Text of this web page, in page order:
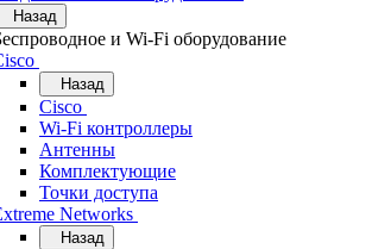
Назад
и Wi-Fi оборудование
Назад
Cisco
Wi-Fi контроллеры
Антенны
Комплектующие
Точки доступа
Networks
Назад